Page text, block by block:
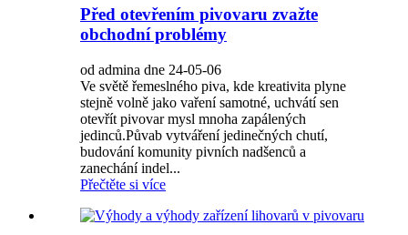
Před otevřením pivovaru zvažte
obchodní problémy
od admina dne 24-05-06
Ve světě řemeslného piva, kde kreativita plyne
stejně volně jako vaření samotné, uchvátí sen
otevřít pivovar mysl mnoha zapálených
jedinců.Půvab vytváření jedinečných chutí,
budování komunity pivních nadšenců a
zanechání indel...
Přečtěte si více